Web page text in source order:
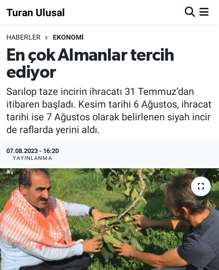
Turan Ulusal
HABERLER EKONOMİ
En çok Almanlar tercih
ediyor
Sarılop taze incirin ihracatı 31 Temmuz’dan
itibaren başladı. Kesim tarihi 6 Ağustos, ihracat
tarihi ise 7 Ağustos olarak belirlenen siyah incir
de raflarda yerini aldı.
07.08.2023 - 16:20
YAYINLANMA